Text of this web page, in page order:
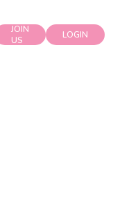
JOIN
US
LOGIN